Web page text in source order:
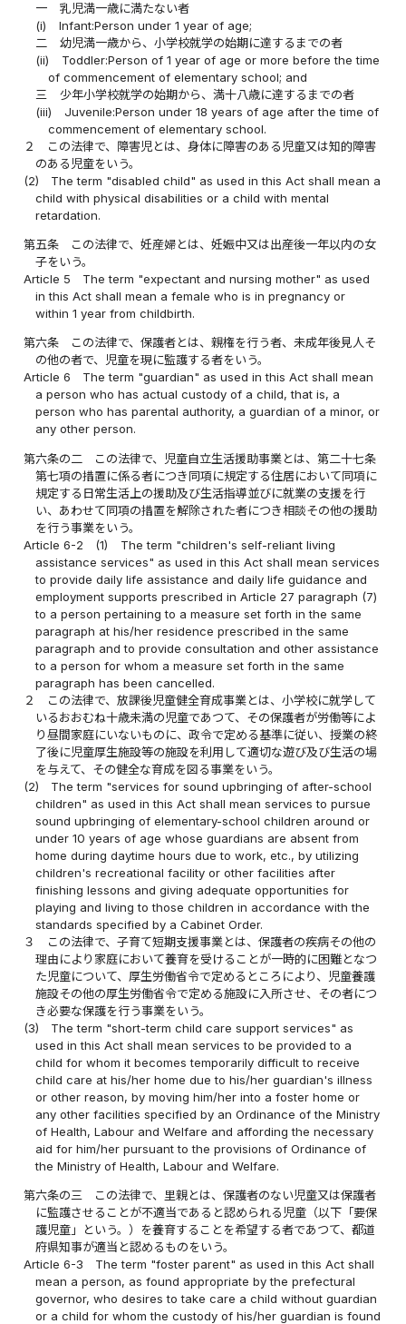
一
乳児満一歳に満たない者
(i)
Infant:Person under 1 year of age;
二
幼児満一歳から、小学校就学の始期に達するまでの者
(ii)
Toddler:Person of 1 year of age or more before the time
of commencement of elementary school; and
三
少年小学校就学の始期から、満十八歳に達するまでの者
(iii)
Juvenile:Person under 18 years of age after the time of
commencement of elementary school.
２
この法律で、障害児とは、身体に障害のある児童又は知的障害
のある児童をいう。
(2)
The term "disabled child" as used in this Act shall mean a
child with physical disabilities or a child with mental
retardation.
第五条
この法律で、妊産婦とは、妊娠中又は出産後一年以内の女
子をいう。
Article 5
The term "expectant and nursing mother" as used
in this Act shall mean a female who is in pregnancy or
within 1 year from childbirth.
第六条
この法律で、保護者とは、親権を行う者、未成年後見人そ
の他の者で、児童を現に監護する者をいう。
Article 6
The term "guardian" as used in this Act shall mean
a person who has actual custody of a child, that is, a
person who has parental authority, a guardian of a minor, or
any other person.
第六条の二
この法律で、児童自立生活援助事業とは、第二十七条
第七項の措置に係る者につき同項に規定する住居において同項に
規定する日常生活上の援助及び生活指導並びに就業の支援を行
い、あわせて同項の措置を解除された者につき相談その他の援助
を行う事業をいう。
Article 6-2
(1)
The term "children's self-reliant living
assistance services" as used in this Act shall mean services
to provide daily life assistance and daily life guidance and
employment supports prescribed in Article 27 paragraph (7)
to a person pertaining to a measure set forth in the same
paragraph at his/her residence prescribed in the same
paragraph and to provide consultation and other assistance
to a person for whom a measure set forth in the same
paragraph has been cancelled.
２
この法律で、放課後児童健全育成事業とは、小学校に就学して
いるおおむね十歳未満の児童であつて、その保護者が労働等によ
り昼間家庭にいないものに、政令で定める基準に従い、授業の終
了後に児童厚生施設等の施設を利用して適切な遊び及び生活の場
を与えて、その健全な育成を図る事業をいう。
(2)
The term "services for sound upbringing of after-school
children" as used in this Act shall mean services to pursue
sound upbringing of elementary-school children around or
under 10 years of age whose guardians are absent from
home during daytime hours due to work, etc., by utilizing
children's recreational facility or other facilities after
finishing lessons and giving adequate opportunities for
playing and living to those children in accordance with the
standards specified by a Cabinet Order.
３
この法律で、子育て短期支援事業とは、保護者の疾病その他の
理由により家庭において養育を受けることが一時的に困難となつ
た児童について、厚生労働省令で定めるところにより、児童養護
施設その他の厚生労働省令で定める施設に入所させ、その者につ
き必要な保護を行う事業をいう。
(3)
The term "short-term child care support services" as
used in this Act shall mean services to be provided to a
child for whom it becomes temporarily difficult to receive
child care at his/her home due to his/her guardian's illness
or other reason, by moving him/her into a foster home or
any other facilities specified by an Ordinance of the Ministry
of Health, Labour and Welfare and affording the necessary
aid for him/her pursuant to the provisions of Ordinance of
the Ministry of Health, Labour and Welfare.
第六条の三
この法律で、里親とは、保護者のない児童又は保護者
に監護させることが不適当であると認められる児童（以下「要保
護児童」という。）を養育することを希望する者であつて、都道
府県知事が適当と認めるものをいう。
Article 6-3
The term "foster parent" as used in this Act shall
mean a person, as found appropriate by the prefectural
governor, who desires to take care a child without guardian
or a child for whom the custody of his/her guardian is found